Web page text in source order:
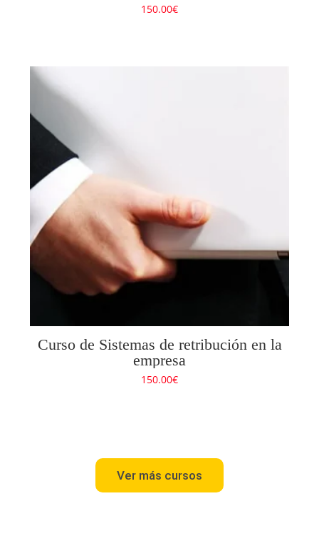
150.00€
Curso de Sistemas de retribución en la
empresa
150.00€
Ver más cursos